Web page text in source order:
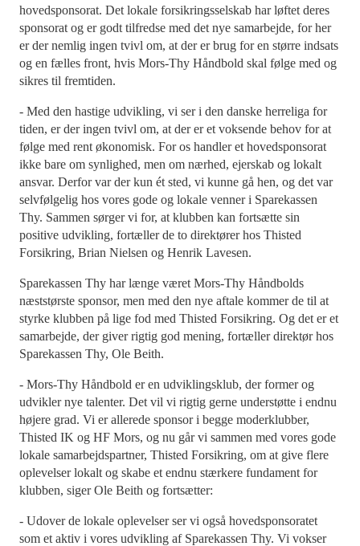
hovedsponsorat. Det lokale forsikringsselskab har løftet deres
sponsorat og er godt tilfredse med det nye samarbejde, for her
er der nemlig ingen tvivl om, at der er brug for en større indsats
og en fælles front, hvis Mors-Thy Håndbold skal følge med og
sikres til fremtiden.
- Med den hastige udvikling, vi ser i den danske herreliga for
tiden, er der ingen tvivl om, at der er et voksende behov for at
følge med rent økonomisk. For os handler et hovedsponsorat
ikke bare om synlighed, men om nærhed, ejerskab og lokalt
ansvar. Derfor var der kun ét sted, vi kunne gå hen, og det var
selvfølgelig hos vores gode og lokale venner i Sparekassen
Thy. Sammen sørger vi for, at klubben kan fortsætte sin
positive udvikling, fortæller de to direktører hos Thisted
Forsikring, Brian Nielsen og Henrik Lavesen.
Sparekassen Thy har længe været Mors-Thy Håndbolds
næststørste sponsor, men med den nye aftale kommer de til at
styrke klubben på lige fod med Thisted Forsikring. Og det er et
samarbejde, der giver rigtig god mening, fortæller direktør hos
Sparekassen Thy, Ole Beith.
- Mors-Thy Håndbold er en udviklingsklub, der former og
udvikler nye talenter. Det vil vi rigtig gerne understøtte i endnu
højere grad. Vi er allerede sponsor i begge moderklubber,
Thisted IK og HF Mors, og nu går vi sammen med vores gode
lokale samarbejdspartner, Thisted Forsikring, om at give flere
oplevelser lokalt og skabe et endnu stærkere fundament for
klubben, siger Ole Beith og fortsætter:
- Udover de lokale oplevelser ser vi også hovedsponsoratet
som et aktiv i vores udvikling af Sparekassen Thy. Vi vokser